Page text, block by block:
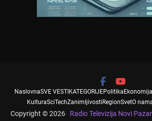
NaslovnaSVE VESTI KATEGORIJEPolitika Ekonomija
KulturaSciTechZanimljivosti RegionSvetO
Copyright © 2026 Radio Televizija Novi Pazar